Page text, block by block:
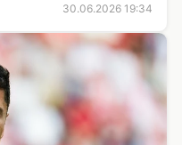
30.06.2026 19:34